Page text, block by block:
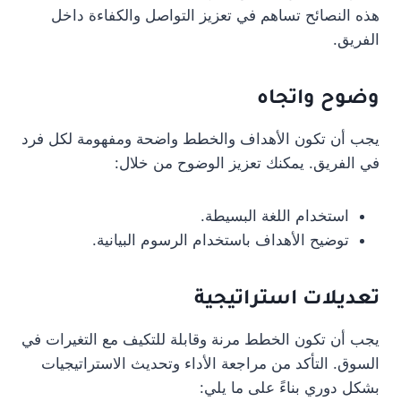
هذه النصائح تساهم في تعزيز التواصل والكفاءة داخل
الفريق.
وضوح واتجاه
يجب أن تكون الأهداف والخطط واضحة ومفهومة لكل فرد
في الفريق. يمكنك تعزيز الوضوح من خلال:
استخدام اللغة البسيطة.
توضيح الأهداف باستخدام الرسوم البيانية.
تعديلات استراتيجية
يجب أن تكون الخطط مرنة وقابلة للتكيف مع التغيرات في
السوق. التأكد من مراجعة الأداء وتحديث الاستراتيجيات
بشكل دوري بناءً على ما يلي: